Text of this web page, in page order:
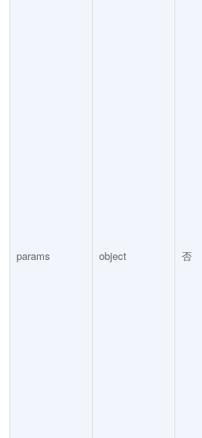
params object 否